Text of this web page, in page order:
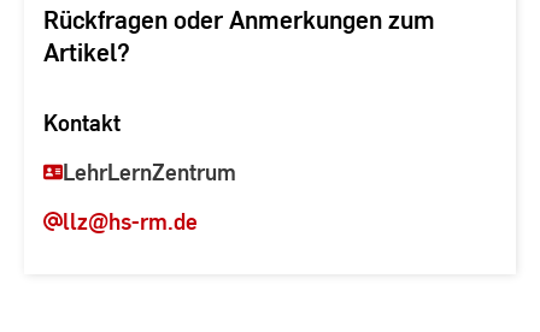
Rückfragen oder Anmerkungen zum
Artikel?
Kontakt
LehrLernZentrum
llz@hs-rm.de